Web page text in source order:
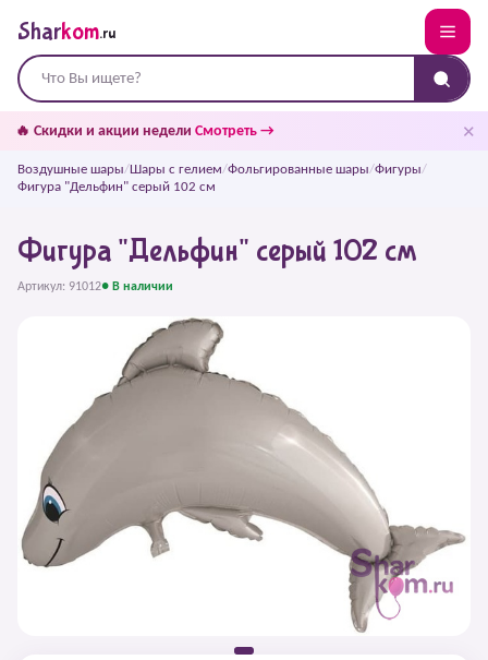
Sharkom.ru
🔥 Скидки и акции недели Смотреть → ✕
Воздушные шары/Шары с гелием/Фольгированные шары/Фигуры/
Фигура "Дельфин" серый 102 см
Фигура "Дельфин" серый 102 см
Артикул: 91012● В наличии